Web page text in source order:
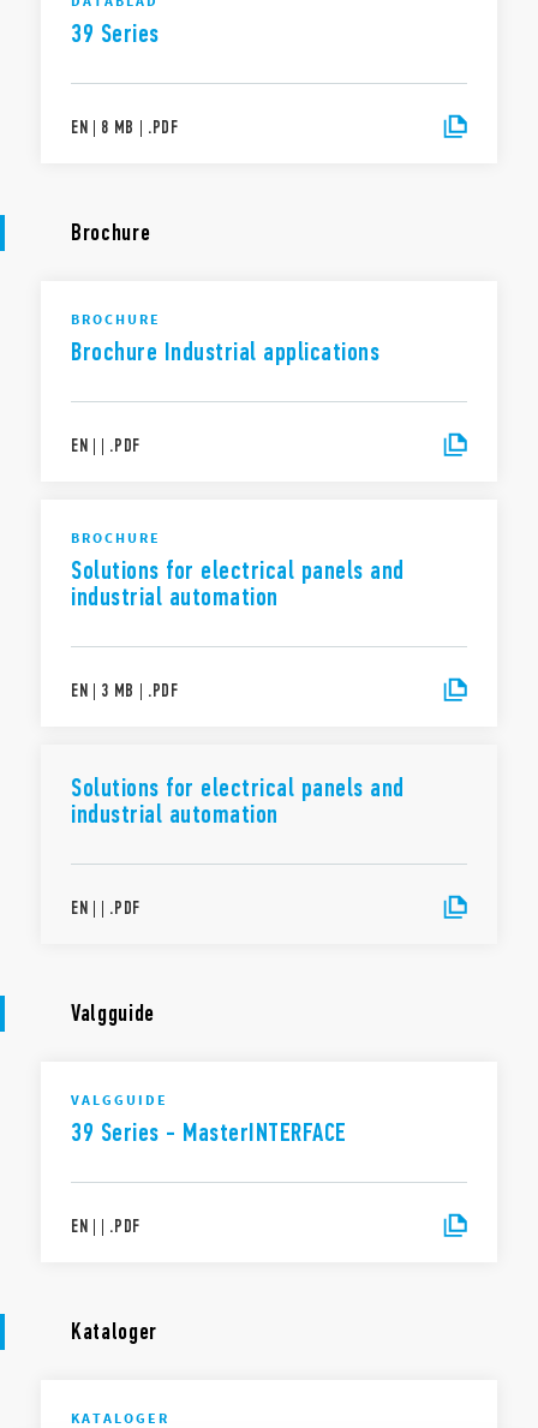
39 Series
EN | 8 MB | .PDF
Brochure
BROCHURE
Brochure Industrial applications
EN | | .PDF
BROCHURE
Solutions for electrical panels and
industrial automation
EN | 3 MB | .PDF
Solutions for electrical panels and
industrial automation
EN | | .PDF
Valgguide
VALGGUIDE
39 Series - MasterINTERFACE
EN | | .PDF
Kataloger
KATALOGER